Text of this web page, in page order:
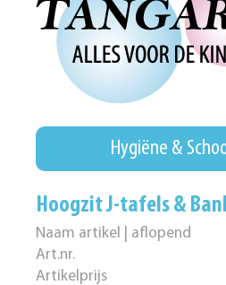
Hygiëne &
Hoogzit J-tafels &
Naam artikel | aflopend
Art.nr.
Artikelprijs